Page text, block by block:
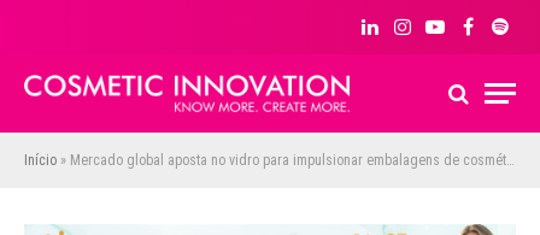
LinkedInInstagram
YouTubeFacebook
Início » Mercado global aposta no vidro para impulsionar embalagens de cosméticos e fragrâncias